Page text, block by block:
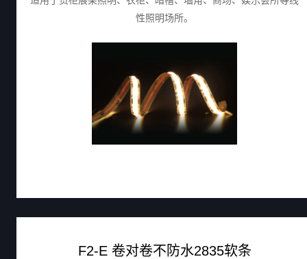
性照明场所。
F2-E 卷对卷不防水2835软条